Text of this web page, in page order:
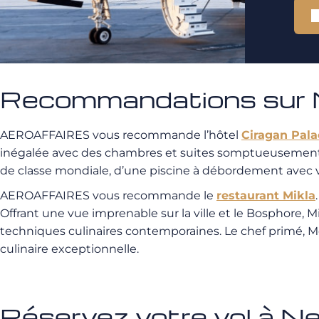
Recommandations sur
AEROAFFAIRES vous recommande l’hôtel Ciragan
inégalée avec des chambres et suites
de classe mondiale, d’une piscine à débordement
AEROAFFAIRES vous recommande le restaurant Mikla
Offrant une vue imprenable sur la ville et le Bosphore,
techniques culinaires contemporaines. Le chef primé,
culinaire exceptionnelle.